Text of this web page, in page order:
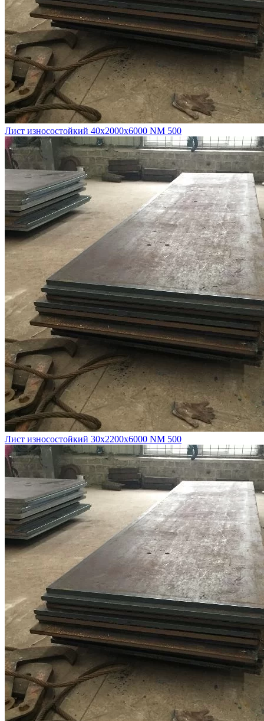
Лист износостойкий 40х2000х6000 NM 500
Лист износостойкий 30х2200х6000 NM 500